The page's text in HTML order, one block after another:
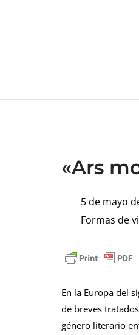
«Ars
5 de mayo
Formas de
En la Europa del
de breves
género literario